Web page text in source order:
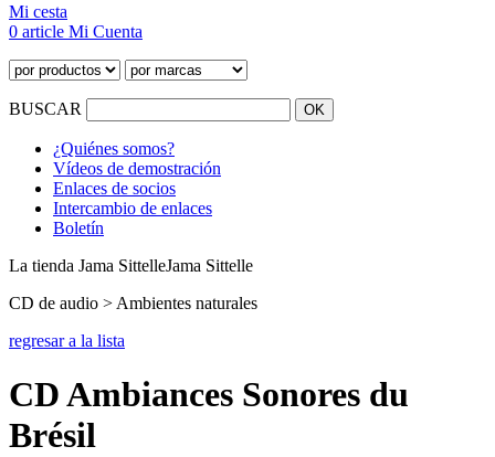
Mi cesta
0 article Mi Cuenta
BUSCAR
¿Quiénes somos?
Vídeos de demostración
Enlaces de socios
Intercambio de enlaces
Boletín
La tienda Jama SittelleJama Sittelle
CD de audio > Ambientes naturales
regresar a la lista
CD Ambiances Sonores du
Brésil